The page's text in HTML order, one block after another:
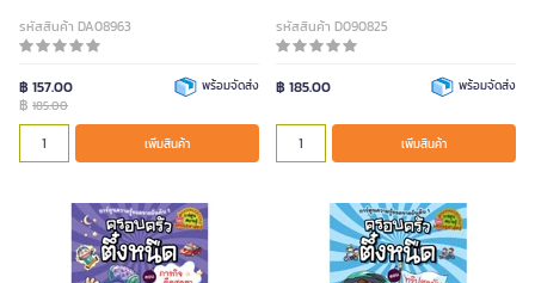
รหัสสินค้า DA08963
฿ 157.00
฿ 185.00
พร้อมจัดส่ง
เพิ่มสินค้า
รหัสสินค้า D090825
฿ 185.00 พร้อมจัดส่ง
เพิ่มสินค้า